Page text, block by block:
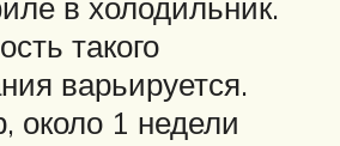
такого
варьируется.
около 1 недели